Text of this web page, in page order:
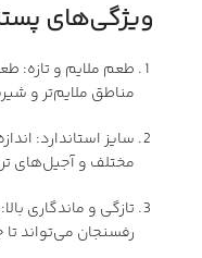
ویژگی‌های
طعم ملایم و تازه:
مناطق ملایم‌تر و
سایز استاندارد:
مختلف و آجیل‌های
تازگی و ماندگاری
رفسنجان می‌تواند تا